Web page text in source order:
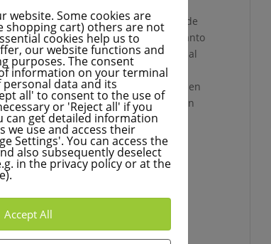
Karlsruhe subrayan la necesidad de
es suficientemente concreto en cuanto
con fechas y plazos fijos es crucial
pide que se revise el intervalo de
basados en nuevos datos y cambios en
de los sistemas de calefacción
para organizar el cambio de forma
website. Some cookies are
shopping cart) others are not
cookies help us to
our website functions and
purposes. The consent
information on your terminal
data and its
all' to consent to the use of
or 'Reject all' if you
can get detailed information
we use and access their
Settings'. You can access the
also subsequently deselect
in the privacy policy or at the
Accept All